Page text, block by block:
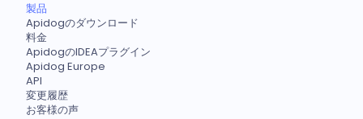
製品
Apidogのダウンロード
料金
ApidogのIDEAプラグイン
Apidog Europe
API
変更履歴
お客様の声